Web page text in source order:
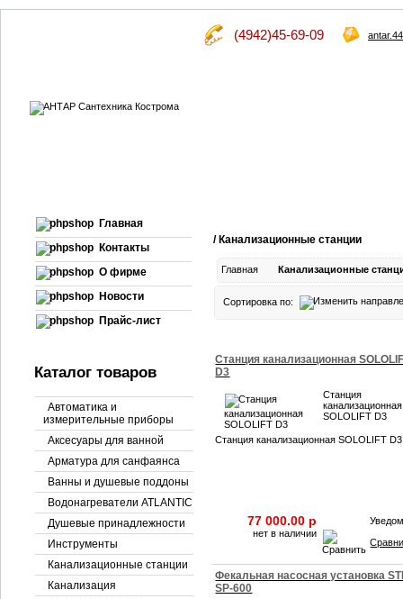
(4942)45-69-09
Главная
Контакты
О фирме
Новости
Прайс-лист
Каталог товаров
Автоматика и
измерительные приборы
Аксесуары для ванной
Арматура для санфаянса
Ванны и душевые поддоны
Водонагреватели ATLANTIC
Душевые принадлежности
Инструменты
Канализационные станции
Канализация
/ Канализационные станции
Главная Канализационные
Сортировка по:
Станция канализационная
D3
Станция
канализационная
SOLOLIFT D3
Станция канализационная SOLOLIFT D3
77 000.00 p
нет в наличии
Фекальная насосная установка
SP-600